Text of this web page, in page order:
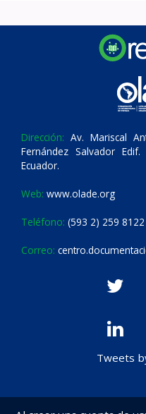
Dirección: Av. Mariscal
Fernández Salvador
Ecuador.
Web: www.olade.org
Teléfono: (593 2) 259
Correo:
Tweets